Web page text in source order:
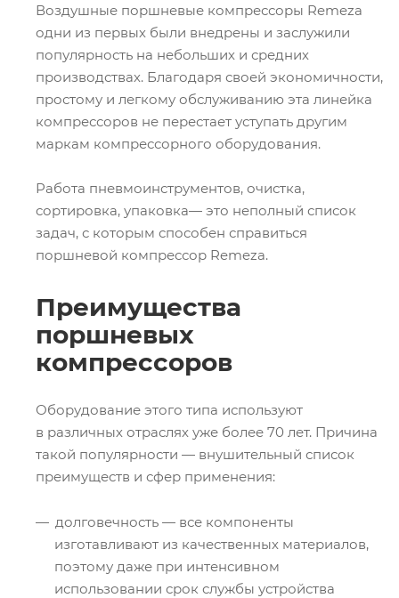
Воздушные поршневые компрессоры Remeza
одни из первых были внедрены и заслужили
популярность на небольших и средних
производствах. Благодаря своей экономичности,
простому и легкому обслуживанию эта линейка
компрессоров не перестает уступать другим
маркам компрессорного оборудования.
Работа пневмоинструментов, очистка,
сортировка, упаковка— это неполный список
задач, с которым способен справиться
поршневой компрессор Remeza.
Преимущества
поршневых
компрессоров
Оборудование этого типа используют
в различных отраслях уже более 70 лет. Причина
такой популярности — внушительный список
преимуществ и сфер применения:
долговечность — все компоненты
изготавливают из качественных материалов,
поэтому даже при интенсивном
использовании срок службы устройства